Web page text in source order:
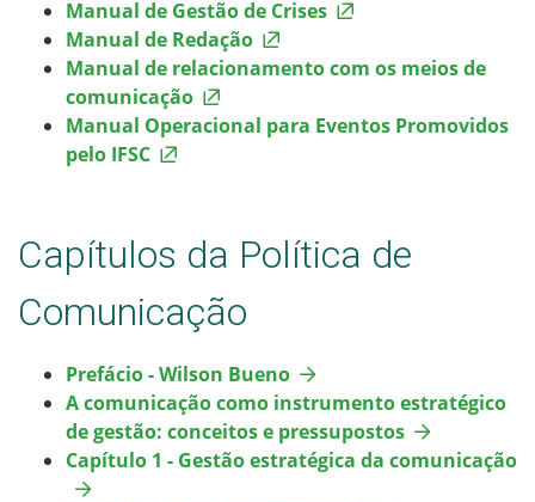
Manual de Gestão de Crises
Manual de Redação
Manual de relacionamento com os meios de
comunicação
Manual Operacional para Eventos Promovidos
pelo IFSC
Capítulos da Política de
Comunicação
Prefácio - Wilson Bueno
A comunicação como instrumento estratégico
de gestão: conceitos e pressupostos
Capítulo 1 - Gestão estratégica da comunicação